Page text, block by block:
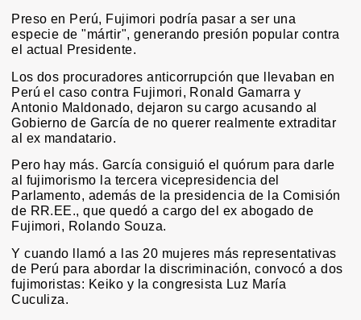
Preso en Perú, Fujimori podría pasar a ser una
especie de "mártir", generando presión popular contra
el actual Presidente.
Los dos procuradores anticorrupción que llevaban en
Perú el caso contra Fujimori, Ronald Gamarra y
Antonio Maldonado, dejaron su cargo acusando al
Gobierno de García de no querer realmente extraditar
al ex mandatario.
Pero hay más. García consiguió el quórum para darle
al fujimorismo la tercera vicepresidencia del
Parlamento, además de la presidencia de la Comisión
de RR.EE., que quedó a cargo del ex abogado de
Fujimori, Rolando Souza.
Y cuando llamó a las 20 mujeres más representativas
de Perú para abordar la discriminación, convocó a dos
fujimoristas: Keiko y la congresista Luz María
Cuculiza.